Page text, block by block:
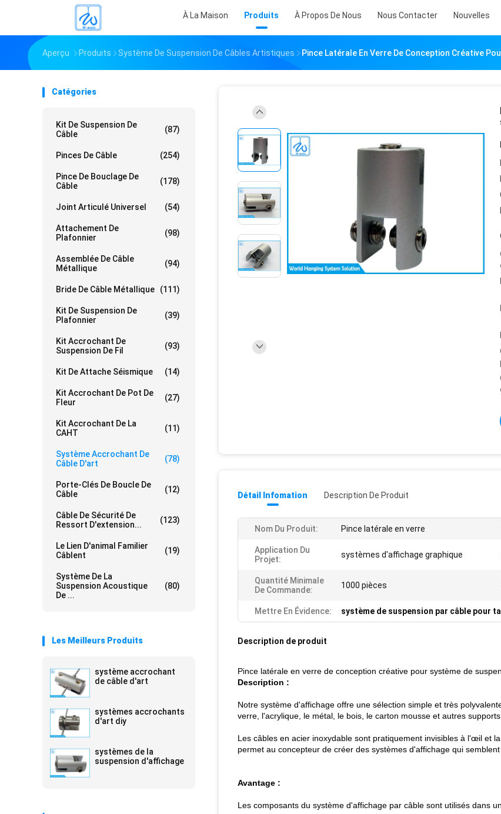
À La Maison Produits À Propos De Nous Nous Contacter Nouvelles
Aperçu Produits Système De Suspension De Câbles Artistiques Pince Latérale En Verre De Conception Créative
Catégories
Kit De Suspension De
Câble
(87)
Pinces De Câble (254)
Pince De Bouclage De
Câble
(178)
Joint Articulé Universel (54)
Attachement De
Plafonnier
(98)
Assemblée De Câble
Métallique
(94)
Bride De Câble Métallique (111)
Kit De Suspension De
Plafonnier
(39)
Kit Accrochant De
Suspension De Fil
(93)
Kit De Attache Séismique (14)
Kit Accrochant De Pot De
Fleur
(27)
Kit Accrochant De La
CAHT
(11)
Système Accrochant De
Câble D'art
(78)
Porte-Clés De Boucle De
Câble
(12)
Câble De Sécurité De
Ressort D'extension...
(123)
Le Lien D'animal Familier
Câblent
(19)
Système De La
Suspension Acoustique
De ...
(80)
Les Meilleurs Produits
système accrochant
de câble d'art
systèmes accrochants
d'art diy
systèmes de la
suspension d'affichage
Détail Infomation Description De Produit
Nom Du Produit: Pince latérale en verre
Application Du
Projet:
systèmes d'affichage graphique
Quantité Minimale
De Commande:
1000 pièces
Mettre En Évidence: système de suspension par câble pour
Description de produit
Pince latérale en verre de conception créative pour système de
Description :
Notre système d'affichage offre une sélection simple et très
verre, l'acrylique, le métal, le bois, le carton mousse et autres supports.
Les câbles en acier inoxydable sont pratiquement invisibles à l'œil et
permet au concepteur de créer des systèmes d'affichage qui
Avantage :
Les composants du système d'affichage par câble sont utilisés dans